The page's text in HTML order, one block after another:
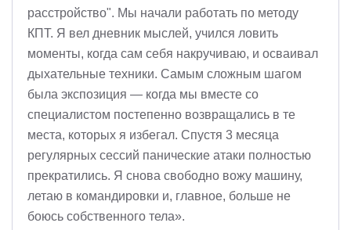
расстройство". Мы начали работать по методу
КПТ. Я вел дневник мыслей, учился ловить
моменты, когда сам себя накручиваю, и осваивал
дыхательные техники. Самым сложным шагом
была экспозиция — когда мы вместе со
специалистом постепенно возвращались в те
места, которых я избегал. Спустя 3 месяца
регулярных сессий панические атаки полностью
прекратились. Я снова свободно вожу машину,
летаю в командировки и, главное, больше не
боюсь собственного тела».